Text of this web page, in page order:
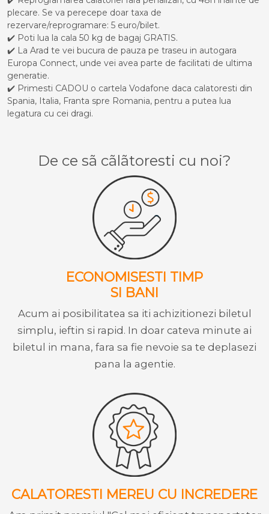
plecare. Se va perecepe doar taxa de
rezervare/reprogramare: 5 euro/bilet.
✔️ Poti lua la cala 50 kg de bagaj GRATIS.
✔️ La Arad te vei bucura de pauza pe traseu in autogara
Europa Connect, unde vei avea parte de facilitati de ultima
generatie.
✔️ Primesti CADOU o cartela Vodafone daca calatoresti din
Spania, Italia, Franta spre Romania, pentru a putea lua
legatura cu cei dragi.
De ce sã cãlãtoresti cu noi?
ECONOMISESTI TIMP
SI BANI
Acum ai posibilitatea sa iti achizitionezi biletul
simplu, ieftin si rapid. In doar cateva minute ai
biletul in mana, fara sa fie nevoie sa te deplasezi
pana la agentie.
CALATORESTI MEREU CU INCREDERE